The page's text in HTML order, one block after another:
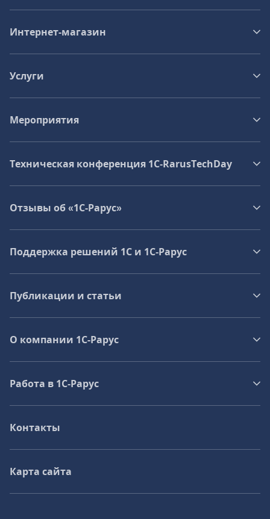
Интернет-магазин
Услуги
Мероприятия
Техническая конференция 1C‑RarusTechDay
Отзывы об «1С-Рарус»
Поддержка решений 1С и 1С‑Рарус
Публикации и статьи
О компании 1C-Рарус
Работа в 1С‑Рарус
Контакты
Карта сайта